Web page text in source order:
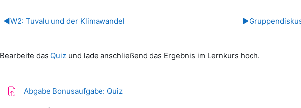
Abschnittsübersicht
◀︎W2: Tuvalu und der Klimawandel ▶︎
Bearbeite das Quiz und lade anschließend das Ergebnis im Lernkurs hoch.
Abgabe Bonusaufgabe: Quiz